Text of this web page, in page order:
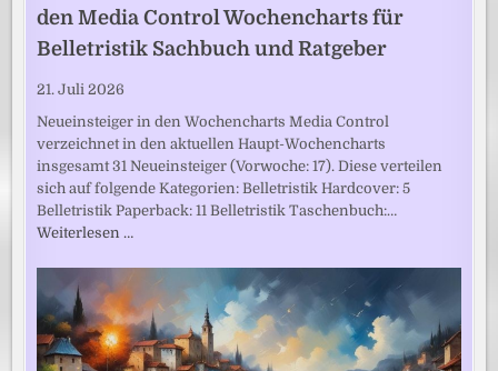
den Media Control Wochencharts für
Belletristik Sachbuch und Ratgeber
21. Juli 2026
Neueinsteiger in den Wochencharts Media Control
verzeichnet in den aktuellen Haupt-Wochencharts
insgesamt 31 Neueinsteiger (Vorwoche: 17). Diese verteilen
sich auf folgende Kategorien: Belletristik Hardcover: 5
Belletristik Paperback: 11 Belletristik Taschenbuch:…
Weiterlesen …